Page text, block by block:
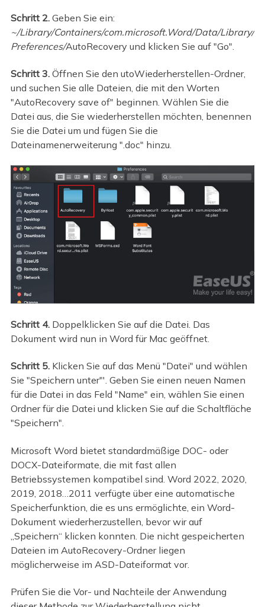
Schritt 2.Geben Sie ein:
~/Library/Containers/com.microsoft.Word/Data/Library/
Preferences/AutoRecovery und klicken Sie auf "Go".
Schritt 3.Öffnen Sie den utoWiederherstellen-Ordner,
und suchen Sie alle Dateien, die mit den Worten
"AutoRecovery save of" beginnen. Wählen Sie die
Datei aus, die Sie wiederherstellen möchten, benennen
Sie die Datei um und fügen Sie die
Dateinamenerweiterung ".doc" hinzu.
Schritt 4. Doppelklicken Sie auf die Datei. Das
Dokument wird nun in Word für Mac geöffnet.
Schritt 5. Klicken Sie auf das Menü "Datei" und wählen
Sie "Speichern unter"'. Geben Sie einen neuen Namen
für die Datei in das Feld "Name" ein, wählen Sie einen
Ordner für die Datei und klicken Sie auf die Schaltfläche
"Speichern".
Microsoft Word bietet standardmäßige DOC- oder
DOCX-Dateiformate, die mit fast allen
Betriebssystemen kompatibel sind. Word 2022, 2020,
2019, 2018…2011 verfügte über eine automatische
Speicherfunktion, die es uns ermöglichte, ein Word-
Dokument wiederherzustellen, bevor wir auf
„Speichern“ klicken konnten. Die nicht gespeicherten
Dateien im AutoRecovery-Ordner liegen
möglicherweise im ASD-Dateiformat vor.
Prüfen Sie die Vor- und Nachteile der Anwendung